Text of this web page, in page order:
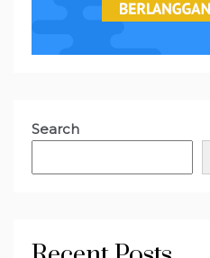
Search